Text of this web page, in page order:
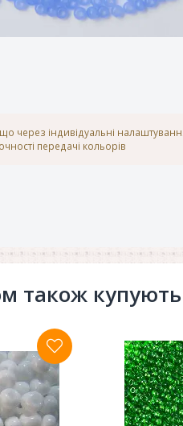
через індивідуальні
передачі кольорів
також купують